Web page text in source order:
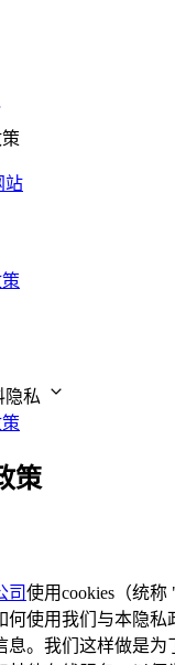
站
隐私
策
司使用cookies（统称
何使用我们与本隐私
息。我们这样做是为